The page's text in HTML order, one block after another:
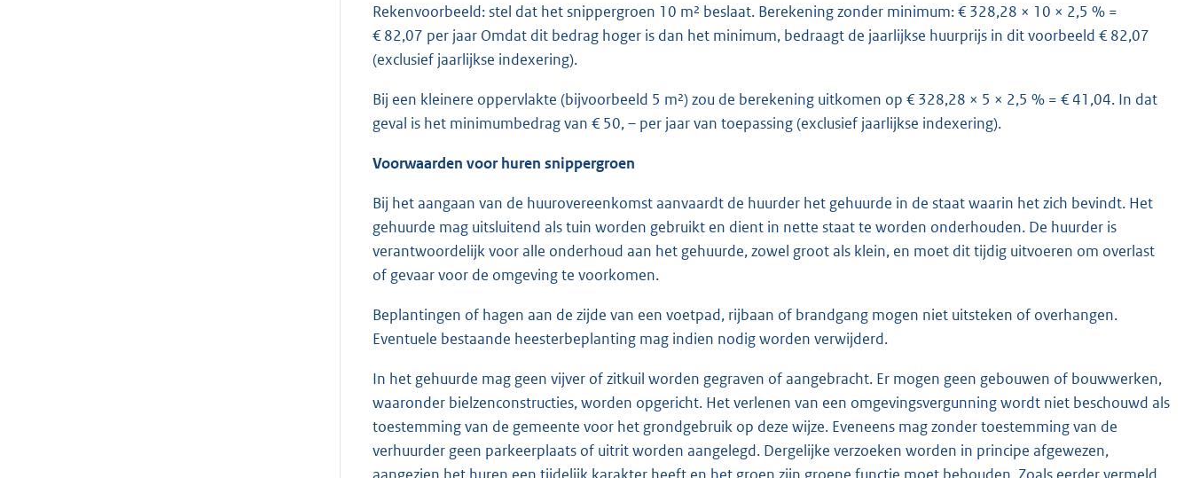
Rekenvoorbeeld: stel dat het snippergroen 10 m² beslaat. Berekening zonder minimum: € 328,28 × 10 × 2,5 % =
€ 82,07 per jaar Omdat dit bedrag hoger is dan het minimum, bedraagt de jaarlijkse huurprijs in dit voorbeeld € 82,07
(exclusief jaarlijkse indexering).
Bij een kleinere oppervlakte (bijvoorbeeld 5 m²) zou de berekening uitkomen op € 328,28 × 5 × 2,5 % = € 41,04. In dat
geval is het minimumbedrag van € 50, – per jaar van toepassing (exclusief jaarlijkse indexering).
Voorwaarden voor huren snippergroen
Bij het aangaan van de huurovereenkomst aanvaardt de huurder het gehuurde in de staat waarin het zich bevindt. Het
gehuurde mag uitsluitend als tuin worden gebruikt en dient in nette staat te worden onderhouden. De huurder is
verantwoordelijk voor alle onderhoud aan het gehuurde, zowel groot als klein, en moet dit tijdig uitvoeren om overlast
of gevaar voor de omgeving te voorkomen.
Beplantingen of hagen aan de zijde van een voetpad, rijbaan of brandgang mogen niet uitsteken of overhangen.
Eventuele bestaande heesterbeplanting mag indien nodig worden verwijderd.
In het gehuurde mag geen vijver of zitkuil worden gegraven of aangebracht. Er mogen geen gebouwen of bouwwerken,
waaronder bielzenconstructies, worden opgericht. Het verlenen van een omgevingsvergunning wordt niet beschouwd als
toestemming van de gemeente voor het grondgebruik op deze wijze. Eveneens mag zonder toestemming van de
verhuurder geen parkeerplaats of uitrit worden aangelegd. Dergelijke verzoeken worden in principe afgewezen,